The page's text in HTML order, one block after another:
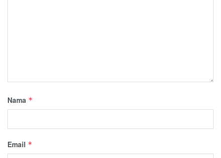
Nama *
Email *